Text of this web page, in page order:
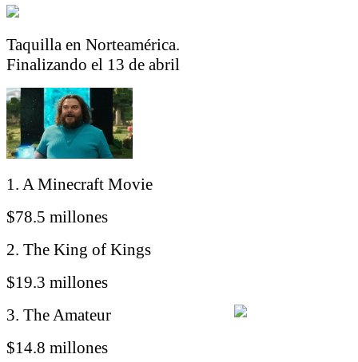
Taquilla en Norteamérica.
Finalizando el 13 de abril
1. A Minecraft Movie
$78.5 millones
2. The King of Kings
$19.3 millones
3. The Amateur
$14.8 millones